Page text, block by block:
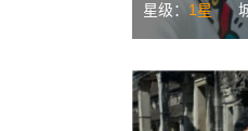
星级： 1星